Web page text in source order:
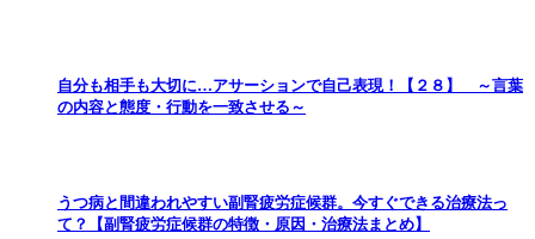
自分も相手も大切に…アサーションで自己表現！【２８】 ～言葉
の内容と態度・行動を一致させる～
うつ病と間違われやすい副腎疲労症候群。今すぐできる治療法っ
て？【副腎疲労症候群の特徴・原因・治療法まとめ】